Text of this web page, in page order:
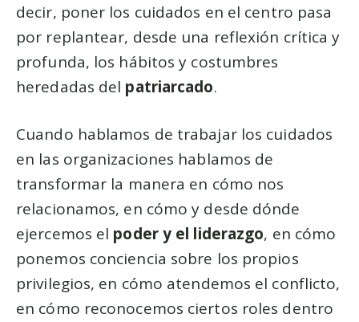
decir, poner los cuidados en el centro pasa
por replantear, desde una reflexión crítica y
profunda, los hábitos y costumbres
heredadas del patriarcado.
Cuando hablamos de trabajar los cuidados
en las organizaciones hablamos de
transformar la manera en cómo nos
relacionamos, en cómo y desde dónde
ejercemos el poder y el liderazgo, en cómo
ponemos conciencia sobre los propios
privilegios, en cómo atendemos el conflicto,
en cómo reconocemos ciertos roles dentro